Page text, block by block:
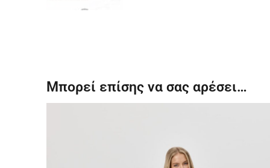
Μπορεί επίσης να σας αρέσει…